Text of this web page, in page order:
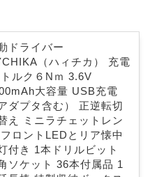
ドライバー
（ハィチカ） 充電
ルク６Nｍ 3.6V
大容量 USB充電
アダプタ含む） 正逆転切
え ミニラチェットレン
ロントLEDとリア懐中
付き 1本ドリルビット
ソケット 36本付属品 1